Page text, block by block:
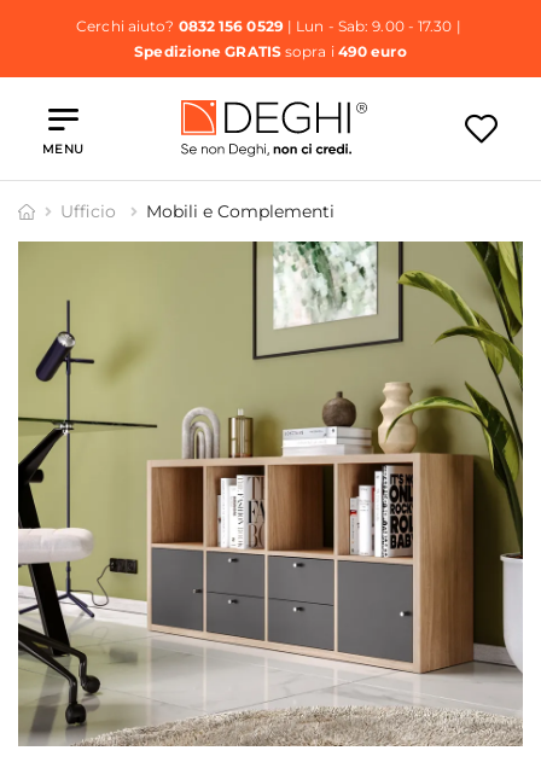
Cerchi aiuto? 0832 156 0529| Lun - Sab: 9.00 - 17.30 |
Spedizione GRATISsopra i 490 euro
MENU
Ufficio Mobili e Complementi